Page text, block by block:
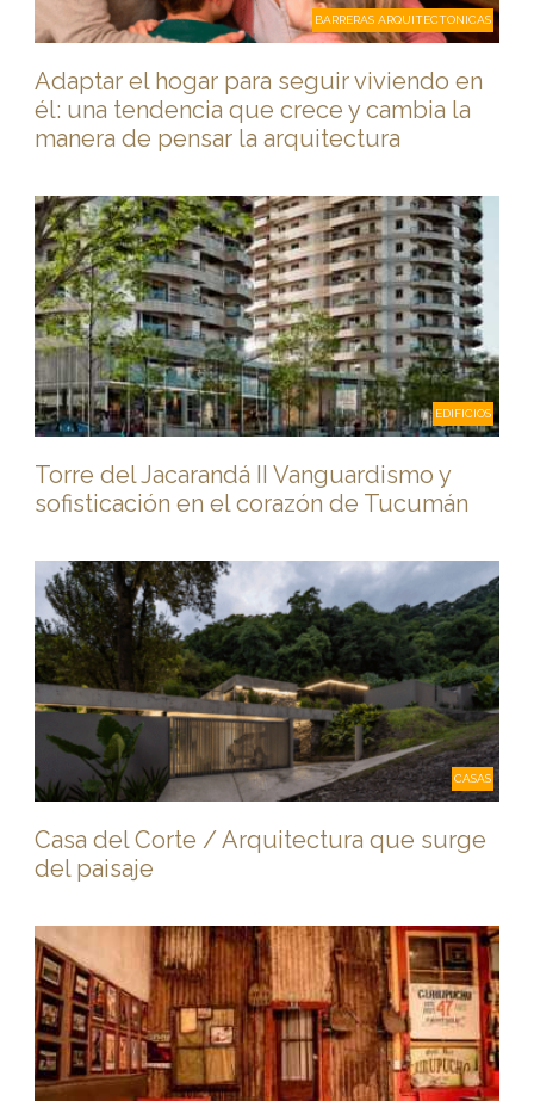
BARRERAS ARQUITECTONICAS
Adaptar el hogar para seguir viviendo en
él: una tendencia que crece y cambia la
manera de pensar la arquitectura
EDIFICIOS
Torre del Jacarandá II Vanguardismo y
sofisticación en el corazón de Tucumán
CASAS
Casa del Corte / Arquitectura que surge
del paisaje